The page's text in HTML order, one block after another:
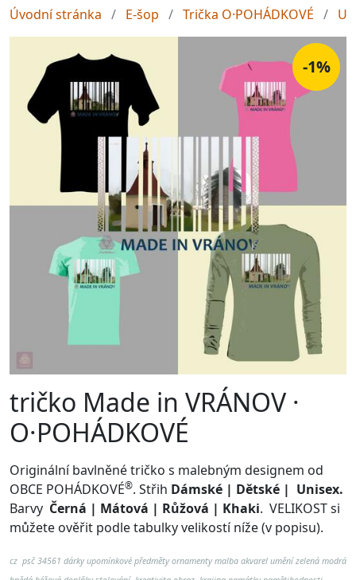
Úvodní stránka E-šop Trička O·POHÁDKOVÉ
-1%
tričko Made in VRÁNOV ·
O·POHÁDKOVÉ
Originální bavlněné tričko s malebným designem od
OBCE POHÁDKOVÉ®. Střih Dámské | Dětské | Unisex.
Barvy Černá | Mátová | Růžová | Khaki. VELIKOST si
můžete ověřit podle tabulky velikostí níže (v popisu).
cz psč 34561 dárky upomínkové předměty ornamenty malba akvarel umění zelená modrá